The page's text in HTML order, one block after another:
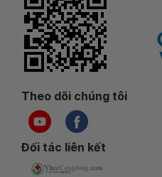
Theo dõi chúng tôi
Đối tác liên kết